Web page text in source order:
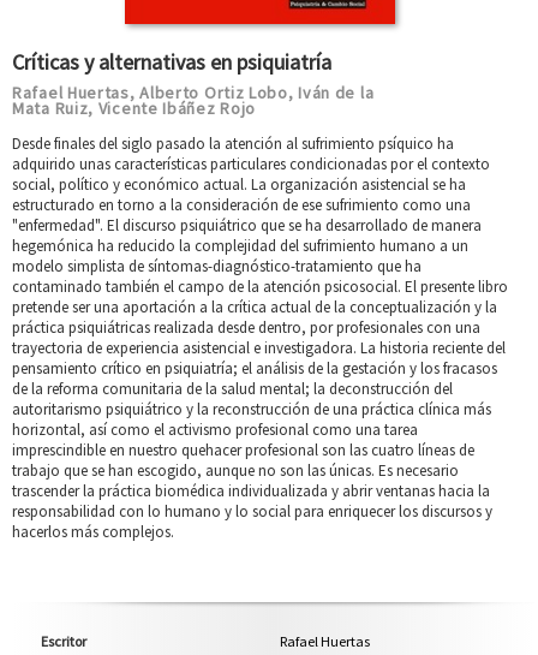
Críticas y alternativas en psiquiatría
Rafael Huertas,Alberto Ortiz Lobo, Iván de la
Mata Ruiz, Vicente Ibáñez Rojo
Desde finales del siglo pasado la atención al sufrimiento psíquico ha
adquirido unas características particulares condicionadas por el contexto
social, político y económico actual. La organización asistencial se ha
estructurado en torno a la consideración de ese sufrimiento como una
"enfermedad". El discurso psiquiátrico que se ha desarrollado de manera
hegemónica ha reducido la complejidad del sufrimiento humano a un
modelo simplista de síntomas-diagnóstico-tratamiento que ha
contaminado también el campo de la atención psicosocial. El presente libro
pretende ser una aportación a la crítica actual de la conceptualización y la
práctica psiquiátricas realizada desde dentro, por profesionales con una
trayectoria de experiencia asistencial e investigadora. La historia reciente del
pensamiento crítico en psiquiatría; el análisis de la gestación y los fracasos
de la reforma comunitaria de la salud mental; la deconstrucción del
autoritarismo psiquiátrico y la reconstrucción de una práctica clínica más
horizontal, así como el activismo profesional como una tarea
imprescindible en nuestro quehacer profesional son las cuatro líneas de
trabajo que se han escogido, aunque no son las únicas. Es necesario
trascender la práctica biomédica individualizada y abrir ventanas hacia la
responsabilidad con lo humano y lo social para enriquecer los discursos y
hacerlos más complejos.
Escritor
Rafael Huertas